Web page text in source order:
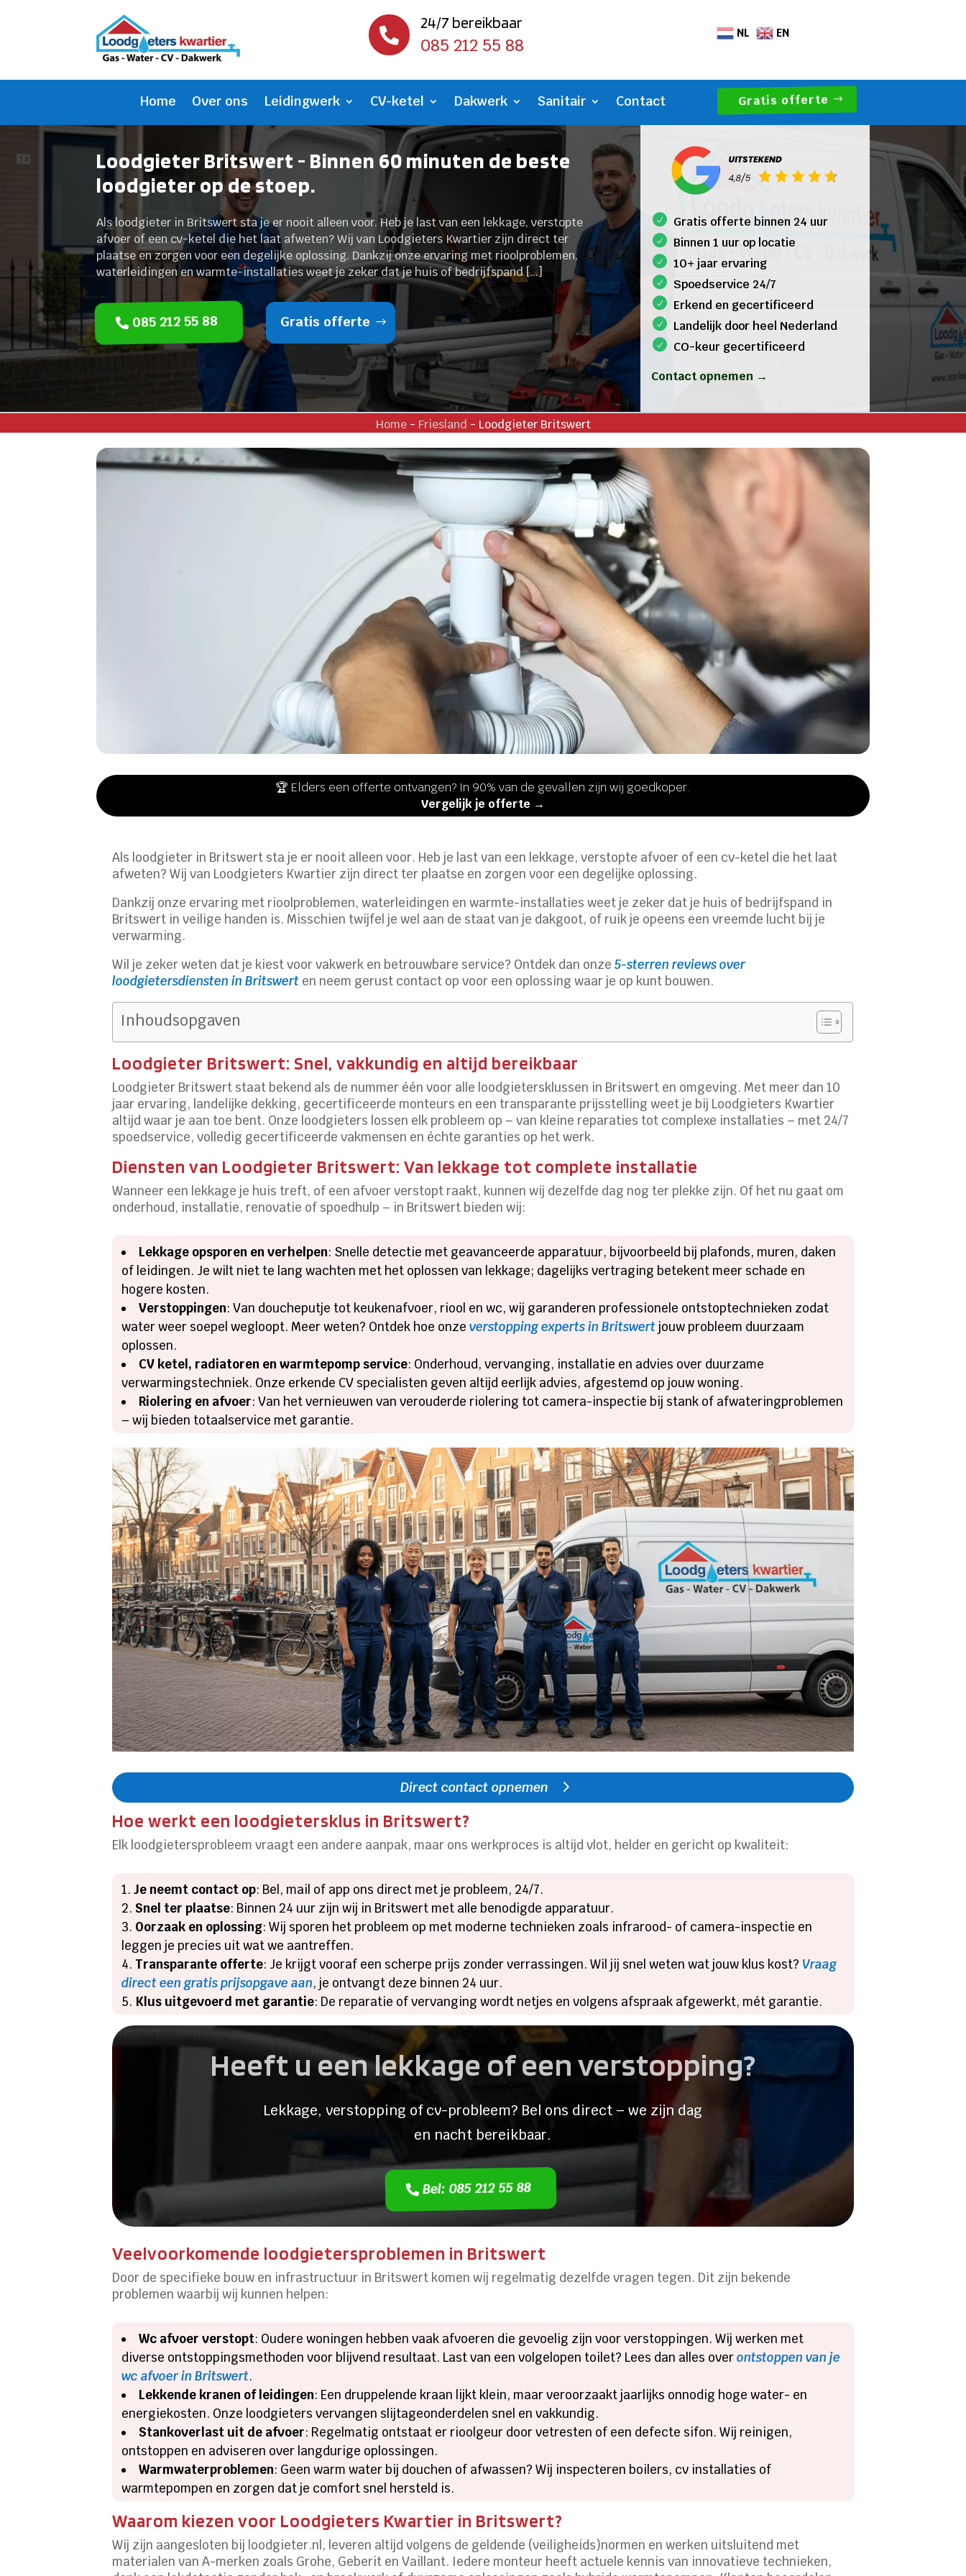

24/7 bereikbaar
085 212 55 88
NL EN
Home Over ons Leidingwerk CV-ketel Dakwerk Sanitair Contact Gratis offerte
Loodgieter Britswert - Binnen 60 minuten de beste
loodgieter op de stoep.
Als loodgieter in Britswert sta je er nooit alleen voor. Heb je last van een lekkage, verstopte
afvoer of een cv-ketel die het laat afweten? Wij van Loodgieters Kwartier zijn direct ter
plaatse en zorgen voor een degelijke oplossing. Dankzij onze ervaring met rioolproblemen,
waterleidingen en warmte-installaties weet je zeker dat je huis of bedrijfspand […]
085 212 55 88 Gratis offerte
Gratis offerte binnen 24 uur
Binnen 1 uur op locatie
10+ jaar ervaring
Spoedservice 24/7
Erkend en gecertificeerd
Landelijk door heel Nederland
CO-keur gecertificeerd
Contact opnemen →
Home- Friesland - Loodgieter Britswert
🏆 Elders een offerte ontvangen? In 90% van de gevallen zijn wij goedkoper.
Vergelijk je offerte →
Als loodgieter in Britswert sta je er nooit alleen voor. Heb je last van een lekkage, verstopte afvoer of een cv-ketel die het laat
afweten? Wij van Loodgieters Kwartier zijn direct ter plaatse en zorgen voor een degelijke oplossing.
Dankzij onze ervaring met rioolproblemen, waterleidingen en warmte-installaties weet je zeker dat je huis of bedrijfspand in
Britswert in veilige handen is. Misschien twijfel je wel aan de staat van je dakgoot, of ruik je opeens een vreemde lucht bij je
verwarming.
Wil je zeker weten dat je kiest voor vakwerk en betrouwbare service? Ontdek dan onze5-sterren reviews over
loodgietersdiensten in Britswert en neem gerust contact op voor een oplossing waar je op kunt bouwen.
Inhoudsopgaven
Loodgieter Britswert: Snel, vakkundig en altijd bereikbaar
Loodgieter Britswert staat bekend als de nummer één voor alle loodgietersklussen in Britswert en omgeving. Met meer dan 10
jaar ervaring, landelijke dekking, gecertificeerde monteurs en een transparante prijsstelling weet je bij Loodgieters Kwartier
altijd waar je aan toe bent. Onze loodgieters lossen elk probleem op – van kleine reparaties tot complexe installaties – met 24/7
spoedservice, volledig gecertificeerde vakmensen en échte garanties op het werk.
Diensten van Loodgieter Britswert: Van lekkage tot complete installatie
Wanneer een lekkage je huis treft, of een afvoer verstopt raakt, kunnen wij dezelfde dag nog ter plekke zijn. Of het nu gaat om
onderhoud, installatie, renovatie of spoedhulp – in Britswert bieden wij:
Lekkage opsporen en verhelpen: Snelle detectie met geavanceerde apparatuur, bijvoorbeeld bij plafonds, muren, daken
of leidingen. Je wilt niet te lang wachten met het oplossen van lekkage; dagelijks vertraging betekent meer schade en
hogere kosten.
Verstoppingen: Van doucheputje tot keukenafvoer, riool en wc, wij garanderen professionele ontstoptechnieken zodat
water weer soepel wegloopt. Meer weten? Ontdek hoe onzeverstopping experts in Britswert jouw probleem duurzaam
oplossen.
CV ketel, radiatoren en warmtepomp service: Onderhoud, vervanging, installatie en advies over duurzame
verwarmingstechniek. Onze erkende CV specialisten geven altijd eerlijk advies, afgestemd op jouw woning.
Riolering en afvoer: Van het vernieuwen van verouderde riolering tot camera-inspectie bij stank of afwateringproblemen
– wij bieden totaalservice met garantie.
Direct contact opnemen
Hoe werkt een loodgietersklus in Britswert?
Elk loodgietersprobleem vraagt een andere aanpak, maar ons werkproces is altijd vlot, helder en gericht op kwaliteit:
Je neemt contact op: Bel, mail of app ons direct met je probleem, 24/7.
Snel ter plaatse: Binnen 24 uur zijn wij in Britswert met alle benodigde apparatuur.
Oorzaak en oplossing: Wij sporen het probleem op met moderne technieken zoals infrarood- of camera-inspectie en
leggen je precies uit wat we aantreffen.
Transparante offerte: Je krijgt vooraf een scherpe prijs zonder verrassingen. Wil jij snel weten wat jouw klus kost? Vraag
direct een gratis prijsopgave aan, je ontvangt deze binnen 24 uur.
Klus uitgevoerd met garantie: De reparatie of vervanging wordt netjes en volgens afspraak afgewerkt, mét garantie.
Heeft u een lekkage of een verstopping?
Lekkage, verstopping of cv-probleem? Bel ons direct – we zijn dag
en nacht bereikbaar.
Bel: 085 212 55 88
Veelvoorkomende loodgietersproblemen in Britswert
Door de specifieke bouw en infrastructuur in Britswert komen wij regelmatig dezelfde vragen tegen. Dit zijn bekende
problemen waarbij wij kunnen helpen:
Wc afvoer verstopt: Oudere woningen hebben vaak afvoeren die gevoelig zijn voor verstoppingen. Wij werken met
diverse ontstoppingsmethoden voor blijvend resultaat. Last van een volgelopen toilet? Lees dan alles overontstoppen van je
wc afvoer in Britswert.
Lekkende kranen of leidingen: Een druppelende kraan lijkt klein, maar veroorzaakt jaarlijks onnodig hoge water- en
energiekosten. Onze loodgieters vervangen slijtageonderdelen snel en vakkundig.
Stankoverlast uit de afvoer: Regelmatig ontstaat er rioolgeur door vetresten of een defecte sifon. Wij reinigen,
ontstoppen en adviseren over langdurige oplossingen.
Warmwaterproblemen: Geen warm water bij douchen of afwassen? Wij inspecteren boilers, cv installaties of
warmtepompen en zorgen dat je comfort snel hersteld is.
Waarom kiezen voor Loodgieters Kwartier in Britswert?
Wij zijn aangesloten bij loodgieter.nl, leveren altijd volgens de geldende (veiligheids)normen en werken uitsluitend met
materialen van A-merken zoals Grohe, Geberit en Vaillant. Iedere monteur heeft actuele kennis van innovatieve technieken,